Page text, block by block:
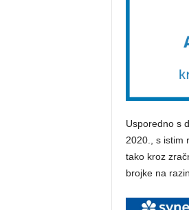
Usporedno s
2020., s istim
tako kroz
brojke na